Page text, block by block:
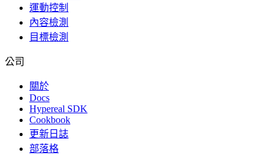
運動控制
內容檢測
目標檢測
公司
關於
Docs
Hypereal SDK
Cookbook
更新日誌
部落格